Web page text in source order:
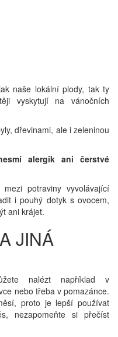
naše lokální plody, tak ty
vyskytují na vánočních
dřevinami, ale i zeleninou
alergik ani čerstvé
potraviny vyvolávající
i pouhý dotyk s ovocem,
ani krájet.
JINÁ
nalézt například v
nebo třeba v pomazánce.
proto je lepší používat
nezapomeňte si přečíst